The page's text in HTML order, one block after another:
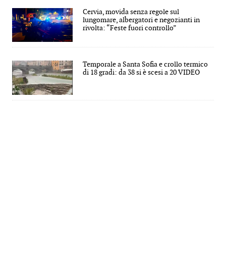
Cervia, movida senza regole sul
lungomare, albergatori e negozianti in
rivolta: “Feste fuori controllo”
Temporale a Santa Sofia e crollo termico
di 18 gradi: da 38 si è scesi a 20 VIDEO